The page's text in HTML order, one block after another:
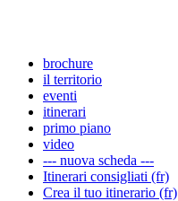
brochure
il territorio
eventi
itinerari
primo piano
video
--- nuova scheda ---
Itinerari consigliati (fr)
Crea il tuo itinerario (fr)